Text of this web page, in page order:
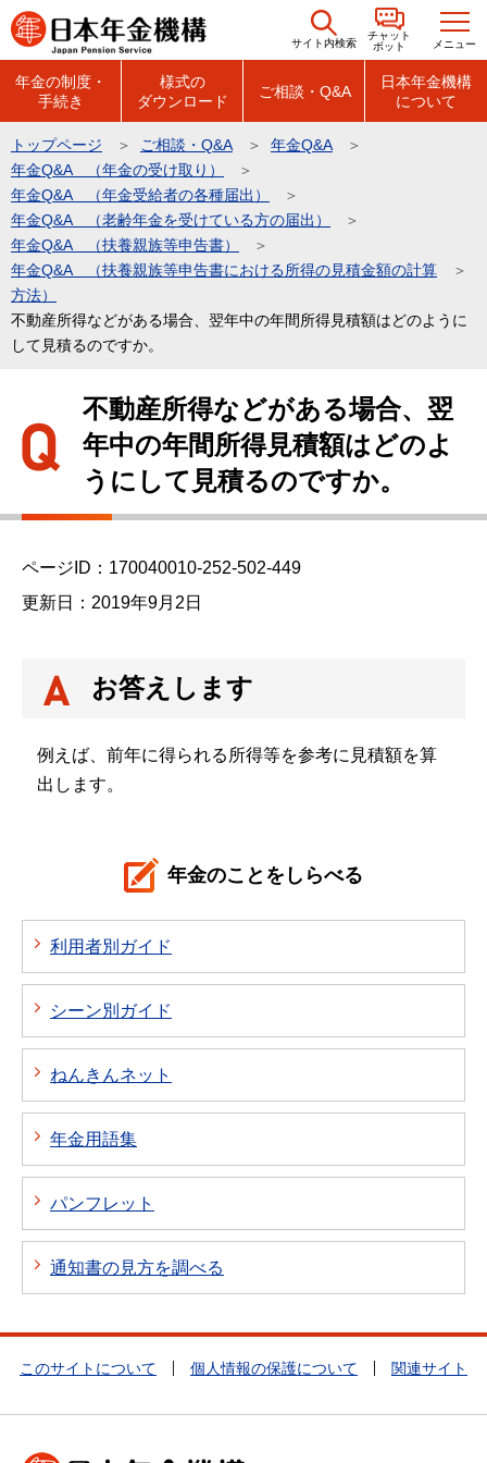
こ
の
の
先
頭
で
す
サイト内検索
チャット
ボット
メニュー
年金の制度・
手続き
様式の
ダウンロード
ご相談・Q&A
日本年金機構
について
トップページ ご相談・Q&A
年金Q&A
年金Q&A （年金の受け取り）
年金Q&A （年金受給者の各種届出）
年金Q&A （老齢年金を受けている方の届出）
年金Q&A （扶養親族等申告書）
年金Q&A （扶養親族等申告書における所得の見積金額の計算
方法）
不動産所得などがある場合、翌年中の年間所得見積額はどのように
して見積るのですか。
不動産所得などがある場合、翌
年中の年間所得見積額はどのよ
うにして見積るのですか。
ページID：170040010-252-502-449
更新日：2019年9月2日
お答えします
例えば、前年に得られる所得等を参考に見積額を算
出します。
年金のことをしらべる
利用者別ガイド
シーン別ガイド
ねんきんネット
年金用語集
パンフレット
通知書の見方を調べる
このサイトについて 個人情報の保護について 関連サイト